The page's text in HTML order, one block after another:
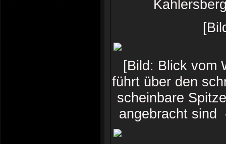
[Bild: Blick vom
führt über den
scheinbare
angebracht sind